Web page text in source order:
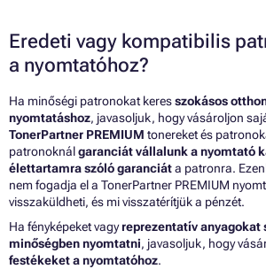
Eredeti vagy kompatibilis
a nyomtatóhoz?
Ha minőségi patronokat keresszokásos
nyomtatáshoz, javasoljuk, hogy vásároljon
TonerPartner PREMIUM tonereket és
patronoknálgaranciát vállalunk a nyomtató
élettartamra szóló garanciáta patronra.
nem fogadja el a TonerPartner PREMIUM
visszaküldheti, és mi visszatérítjük a pénzét.
Ha fényképeket vagyreprezentatív anyagokat
minőségben nyomtatni, javasoljuk, hogy
festékeket a nyomtatóhoz.